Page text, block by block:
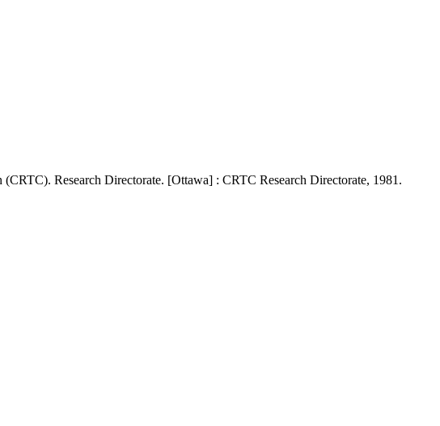
Research Directorate. [Ottawa] : CRTC Research Directorate, 1981.